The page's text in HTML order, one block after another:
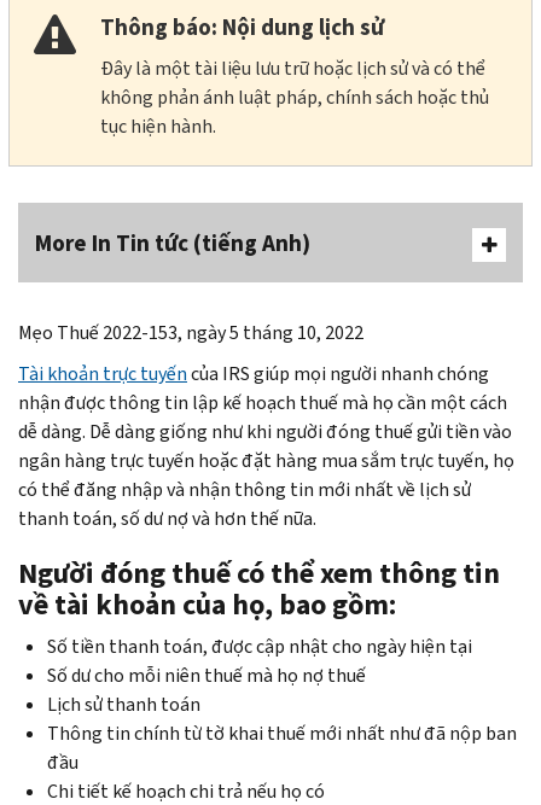
Thông báo: Nội dung lịch sử
Đây là một tài liệu lưu trữ hoặc lịch sử và có thể
không phản ánh luật pháp, chính sách hoặc thủ
tục hiện hành.
More In Tin tức (tiếng Anh)
Mẹo Thuế 2022-153, ngày 5 tháng 10, 2022
Tài khoản trực tuyếncủa IRS giúp mọi người nhanh chóng
nhận được thông tin lập kế hoạch thuế mà họ cần một cách
dễ dàng. Dễ dàng giống như khi người đóng thuế gửi tiền vào
ngân hàng trực tuyến hoặc đặt hàng mua sắm trực tuyến, họ
có thể đăng nhập và nhận thông tin mới nhất về lịch sử
thanh toán, số dư nợ và hơn thế nữa.
Người đóng thuế có thể xem thông tin
về tài khoản của họ, bao gồm:
Số tiền thanh toán, được cập nhật cho ngày hiện tại
Số dư cho mỗi niên thuế mà họ nợ thuế
Lịch sử thanh toán
Thông tin chính từ tờ khai thuế mới nhất như đã nộp ban
đầu
Chi tiết kế hoạch chi trả nếu họ có